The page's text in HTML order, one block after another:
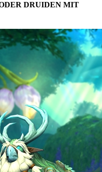
DRUIDEN MIT